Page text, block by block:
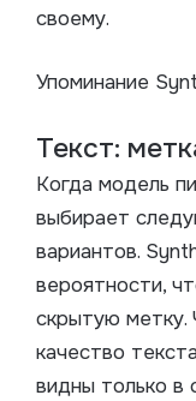
своему.
Упоминание
Текст:
Когда модель
выбирает
вариантов.
вероятности,
скрытую метку.
качество
видны только в